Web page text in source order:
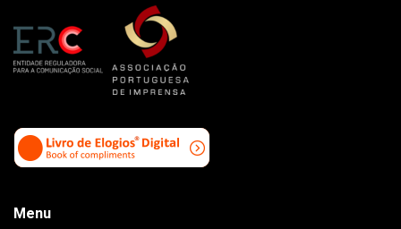
Menu